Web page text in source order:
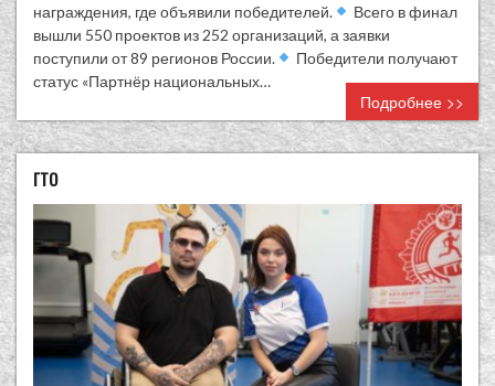
награждения, где объявили победителей.
Всего в финал
вышли 550 проектов из 252 организаций, а заявки
поступили от 89 регионов России.
Победители получают
статус «Партнёр национальных…
Подробнее >>
ГТО